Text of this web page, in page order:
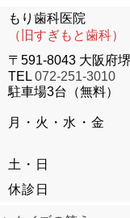
もり歯科医院
（旧すぎもと歯科）
〒591-8043 大阪府
TEL 072-251-3010
駐車場3台（無料）
月・火・水・金
土・日
休診日